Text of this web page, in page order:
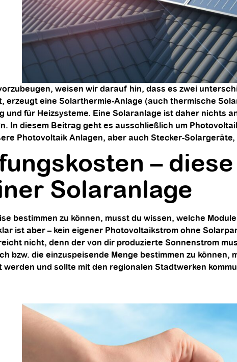
weisen wir darauf hin, dass es zwei
erzeugt eine Solarthermie-Anlage (auch thermische
und für Heizsysteme. Eine Solaranlage ist daher nichts
In diesem Beitrag geht es ausschließlich um
Photovoltaik Anlagen, aber auch Stecker-
–
Solaranlage​
bestimmen zu können, musst du wissen, welche
ist aber – kein eigener Photovoltaikstrom ohne
nicht, denn der von dir produzierte Sonnenstrom
bzw. die einzuspeisende Menge bestimmen zu
und sollte mit den regionalen Stadtwerken